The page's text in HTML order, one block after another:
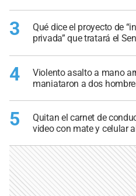
3
Qué dice el proyecto de
privada” que tratará el
4
Violento asalto a mano
maniataron a dos
5
Quitan el carnet de
video con mate y celular